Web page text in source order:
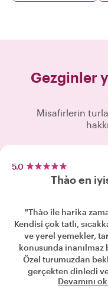
Gezginler
Misafirlerin
5.0
Thào en
"Thào ile harika
Kendisi çok tatlı,
ve yerel yemekler,
konusunda
Özel turumuzdan
gerçekten dinledi
başımıza aslaDevamını